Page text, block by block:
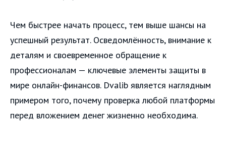
Чем быстрее начать процесс, тем выше шансы на
успешный результат. Осведомлённость, внимание к
деталям и своевременное обращение к
профессионалам — ключевые элементы защиты в
мире онлайн-финансов. Dvalib является наглядным
примером того, почему проверка любой платформы
перед вложением денег жизненно необходима.